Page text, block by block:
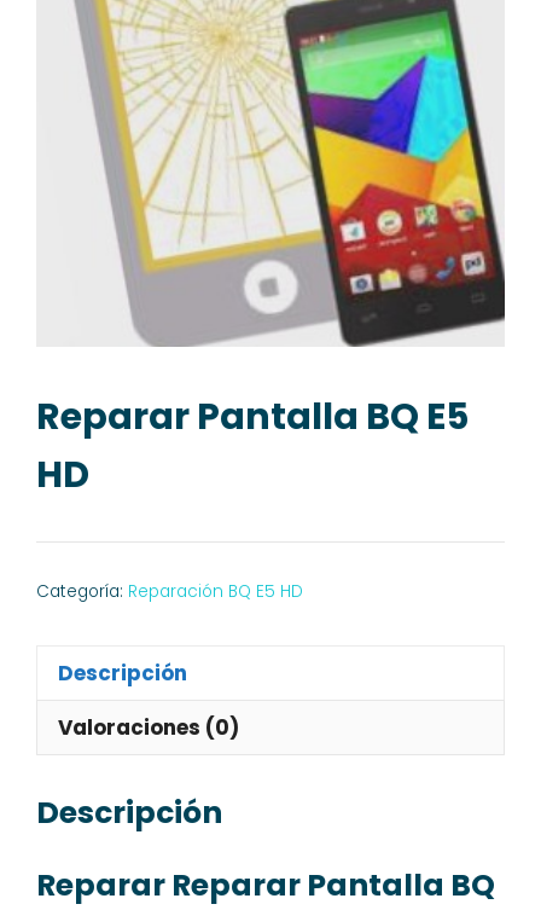
Reparar Pantalla BQ E5
HD
Categoría: Reparación BQ E5 HD
Descripción
Valoraciones (0)
Descripción
Reparar Reparar Pantalla BQ